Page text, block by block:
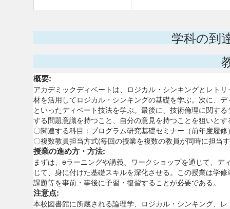
学科の到
概要:
アカデミックディベートは、ロジカル・シンキングとレト
材を活用してロジカル・シンキングの基礎を学ぶ。次に、
といったディベート技法を学ぶ。最後に、技術倫理に関す
する問題意識を持つこと、自分の意見を持つことを狙いとす
〇関連する科目：プログラム研究基礎セミナー（前年度履
〇複数教員担当方式(毎回の授業を複数の教員が同時に担当
授業の進め方・方法:
まずは、eラーニングや講義、ワークショップを通じて、
じて、身に付けた基礎スキルを深化させる。この授業は学
課題等を事前・事後に予習・復習することが必要である。
注意点:
本校図書館に所蔵される論理学、ロジカル・シンキング、